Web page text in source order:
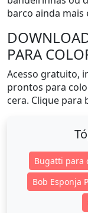
barco ainda mais
PARA
Acesso gratuito,
prontos para
cera. Clique para
Bugatti para
Bob Esponja